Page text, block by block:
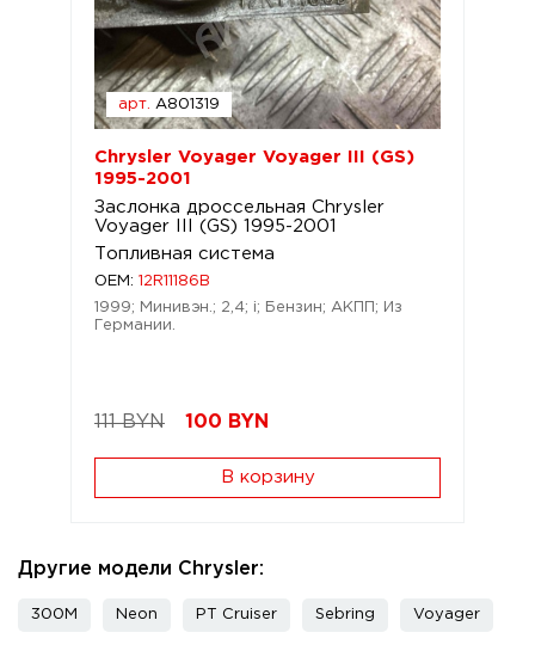
арт. A801319
Chrysler Voyager Voyager III (GS)
1995-2001
Заслонка дроссельная Chrysler
Voyager III (GS) 1995-2001
Топливная система
OEM: 12R11186B
1999; Минивэн.; 2,4; i; Бензин; АКПП; Из
Германии.
111 BYN 100 BYN
В корзину
Другие модели Chrysler:
300M Neon PT Cruiser Sebring Voyager